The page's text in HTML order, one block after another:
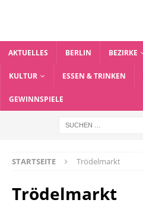
AKTUELLES BERLIN BEZIRKE
KULTUR ESSEN & TRINKEN
GEWINNSPIELE
STARTSEITE Trödelmarkt
Trödelmarkt